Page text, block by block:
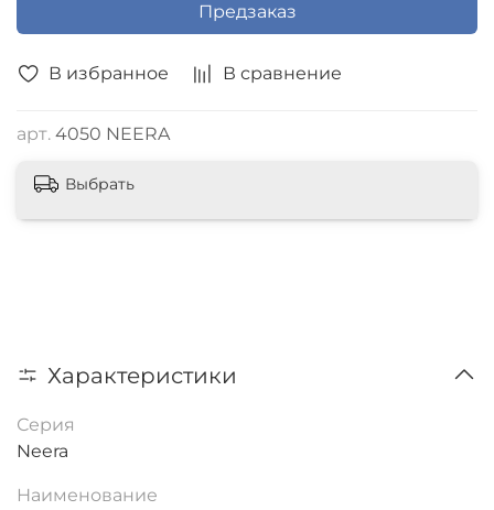
В избранное В сравнение
арт. 4050 NEERA
Предзаказ
Выбрать
Характеристики
Серия
Neera
Наименование